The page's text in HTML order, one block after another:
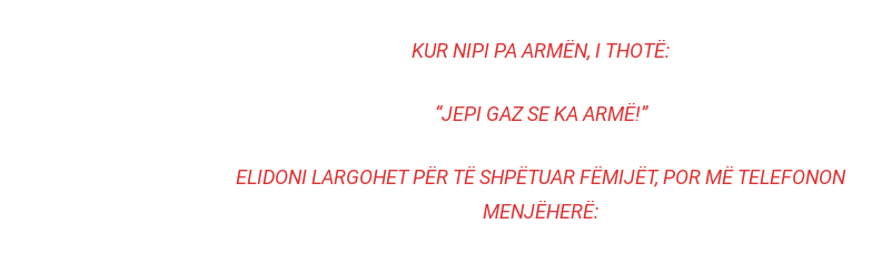
KUR NIPI PA ARMËN, I THOTË:
“JEPI GAZ SE KA ARMË!”
ELIDONI LARGOHET PËR TË SHPËTUAR FËMIJËT, POR MË TELEFONON
MENJËHERË: